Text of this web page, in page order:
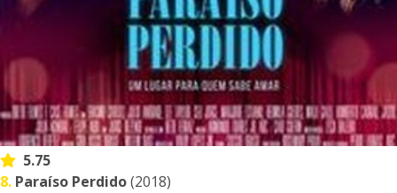
5.75
8. Paraíso Perdido(2018)